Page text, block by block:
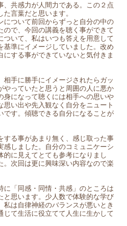
、共感力が人間力である。この２点
言葉だと思います。
について前回からずっと自分の中の
ので、今回の講義を聴く事ができて
ついて、私はいつも答えを用意して
基準にイメージしていました。改め
にする事ができていないと気付きま
相手に勝手にイメージされたらガッ
やっていたと思うと周囲の人に悪か
身になって聴くには相手への思いや
思い出や先入観なく自分をニュート
です。傾聴できる自分になることが
する事があまり無く、感じ取った事
感しました。自分のコミュニケーシ
的に見えてとても参考になりまし
。次回は更に興味深い内容なので楽
に「同感・同情・共感」のところは
と思います。少人数で体験的な学び
私は自律神経のバランスが悪いとき
じて生活に役立てて人生に生かして